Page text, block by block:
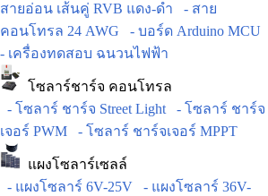
สายอ่อน เส้นคู่ RVB แดง-ดำ
- สาย
คอนโทรล 24 AWG
- บอร์ด Arduino MCU
- เครื่องทดสอบ ฉนวนไฟฟ้า
โซลาร์ชาร์จ คอนโทรล
- โซลาร์ ชาร์จ Street Light
- โซลาร์ ชาร์จ
เจอร์ PWM
- โซลาร์ ชาร์จเจอร์ MPPT
แผงโซลาร์เซลล์
- แผงโซลาร์ 6V-25V
- แผงโซลาร์ 36V-